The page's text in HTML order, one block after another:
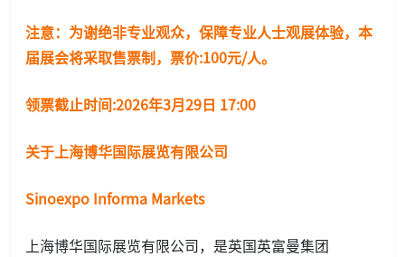
注意：为谢绝非专业观众，保障专业人士观展体验，本
届展会将采取售票制，票价:100元/人。
领票截止时间:2026年3月29日 17:00
关于上海博华国际展览有限公司
Sinoexpo Informa Markets
上海博华国际展览有限公司，是英国英富曼集团